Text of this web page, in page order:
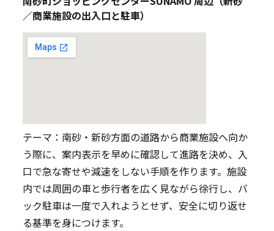
／商業施設の出入口と駐車）
テーマ：南砂・新砂方面の道路から商業施設へ向か
う際に、案内表示を早めに確認して進路を決め、入
口で急な寄せや減速をしない手順を作ります。施設
内では周囲の車と歩行者を広く見ながら徐行し、バ
ック駐車は一度で入れようとせず、安全に切り返せ
る基準を身につけます。